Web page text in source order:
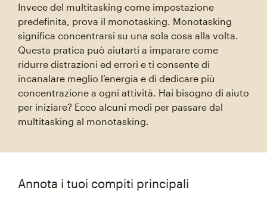
Invece del multitasking come impostazione
predefinita, prova il monotasking. Monotasking
significa concentrarsi su una sola cosa alla volta.
Questa pratica può aiutarti a imparare come
ridurre distrazioni ed errori e ti consente di
incanalare meglio l’energia e di dedicare più
concentrazione a ogni attività. Hai bisogno di aiuto
per iniziare? Ecco alcuni modi per passare dal
multitasking al monotasking.
Annota i tuoi compiti principali